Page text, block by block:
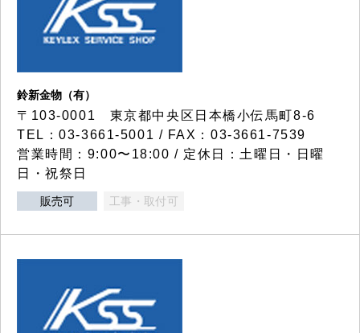
鈴新金物（有）
〒103-0001 東京都中央区日本橋小伝馬町8-6
TEL：03-3661-5001 / FAX：03-3661-7539
営業時間：9:00〜18:00 / 定休日：土曜日・日曜
日・祝祭日
販売可 工事・取付可